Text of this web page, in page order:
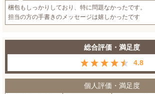
梱包もしっかりしており、特に問題なかったです。
担当の方の手書きのメッセージは嬉しかったです
総合評価・満足度
4.8
個人評価・満足度